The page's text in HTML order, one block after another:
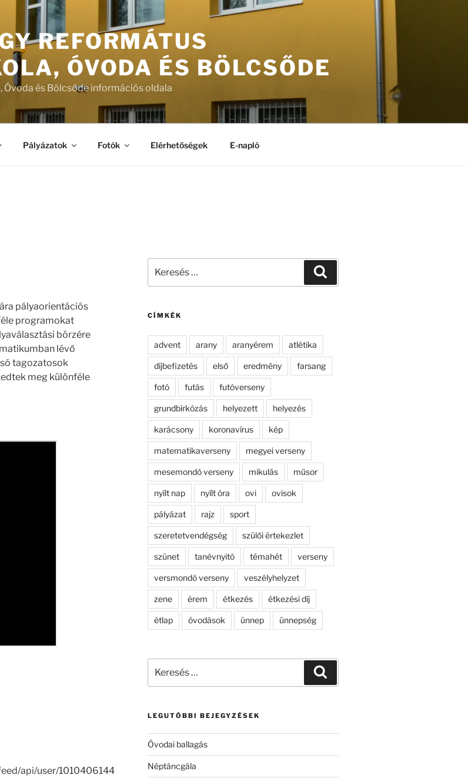
REFORMÁTUS
ÓVODA ÉS BÖLCSŐDE
Óvoda és Bölcsőde információs oldala
Pályázatok Fotók Elérhetőségek E-napló
pályaorientációs
programokat
börzére
lévő
tagozatosok
meg különféle
api/user/1010406144
következő
CÍMKÉK
advent arany aranyérem atlétika
díjbefizetés első eredmény farsang
fotó futás futóverseny
grundbírkózás helyezett helyezés
karácsony koronavírus kép
matematikaverseny megyei verseny
mesemondó verseny mikulás műsor
nyílt nap nyílt óra ovi ovisok
pályázat rajz sport
szeretetvendégség szülői értekezlet
szünet tanévnyitó témahét verseny
versmondó verseny veszélyhelyzet
zene érem étkezés étkezési díj
étlap óvodások ünnep ünnepség
következő
LEGUTÓBBI BEJEGYZÉSEK
Óvodai ballagás
Néptáncgála